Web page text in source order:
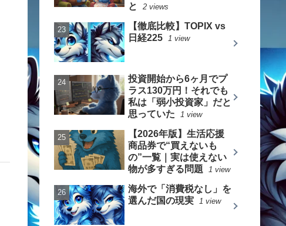
と
2 views
【徹底比較】TOPIX vs
日経225
1 view
投資開始から6ヶ月でプ
ラス130万円！それでも
私は「弱小投資家」だと
思っていた
1 view
【2026年版】生活応援
商品券で“買えないも
の”一覧｜実は使えない
物が多すぎる問題
1 view
海外で「消費税なし」を
選んだ国の現実
1 view